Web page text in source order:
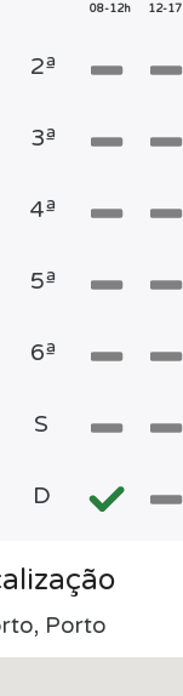
08-12h 12-
2ª
3ª
4ª
5ª
6ª
S
D
Porto